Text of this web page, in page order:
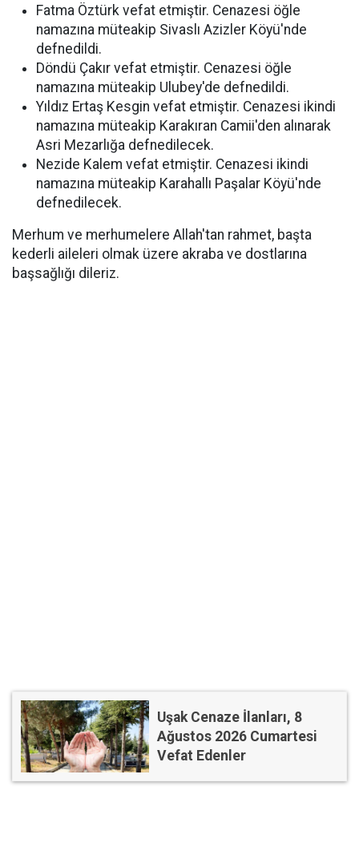
Fatma Öztürk vefat etmiştir. Cenazesi öğle
namazına müteakip Sivaslı Azizler Köyü'nde
defnedildi.
Döndü Çakır vefat etmiştir. Cenazesi öğle
namazına müteakip Ulubey'de defnedildi.
Yıldız Ertaş Kesgin vefat etmiştir. Cenazesi ikindi
namazına müteakip Karakıran Camii'den alınarak
Asri Mezarlığa defnedilecek.
Nezide Kalem vefat etmiştir. Cenazesi ikindi
namazına müteakip Karahallı Paşalar Köyü'nde
defnedilecek.
Merhum ve merhumelere Allah'tan rahmet, başta
kederli aileleri olmak üzere akraba ve dostlarına
başsağlığı dileriz.
Uşak Cenaze İlanları, 8
Ağustos 2026 Cumartesi
Vefat Edenler